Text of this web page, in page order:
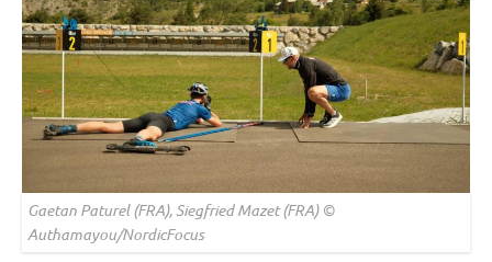
Gaetan Paturel (FRA), Siegfried Mazet (FRA) ©
Authamayou/NordicFocus